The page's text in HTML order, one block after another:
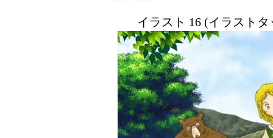
イラスト 16 (イラスト